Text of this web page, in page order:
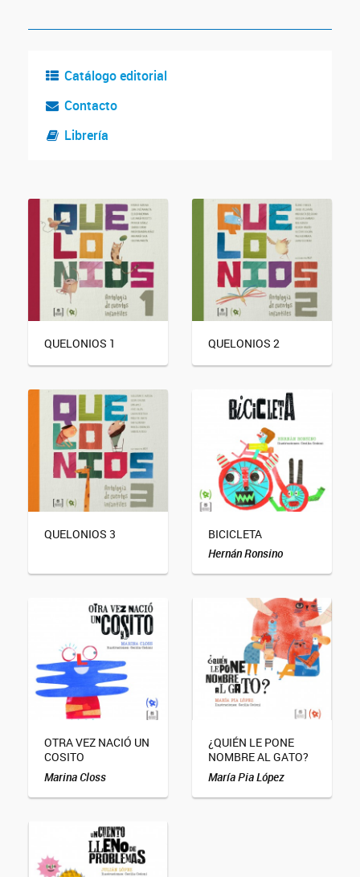
Catálogo editorial
Contacto
Librería
QUELONIOS 1 QUELONIOS 2
QUELONIOS 3 BICICLETA
Hernán Ronsino
OTRA VEZ NACIÓ UN
COSITO
Marina Closs
¿QUIÉN LE PONE
NOMBRE AL GATO?
María Pia López